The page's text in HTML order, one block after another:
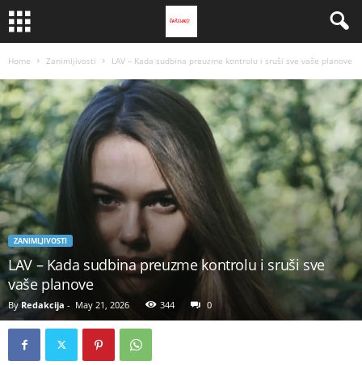
Home Zanimljivosti LAV – Kada sudbina preuzme kontrolu i sruši sve vaše planove
ZANIMLJIVOSTI
LAV – Kada sudbina preuzme kontrolu i sruši sve
vaše planove
By Redakcija - May 21, 2026 344 0